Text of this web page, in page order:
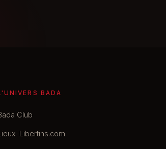
BADA
Club
Libertins.com